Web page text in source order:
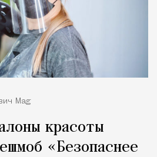
Mag
красоты
«Безопаснее